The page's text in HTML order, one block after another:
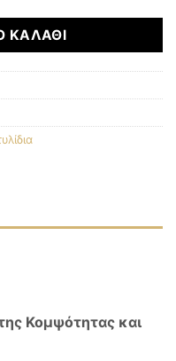
ΚΑΛΆΘΙ
Κομψότητας και